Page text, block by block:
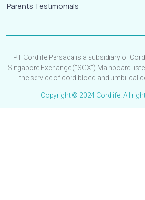
Parents Testimonials
PT Cordlife Persada is a subsidiary of
Singapore Exchange (“SGX”) Mainboard
the service of cord blood and umbilical
Copyright © 2024 Cordlife. All